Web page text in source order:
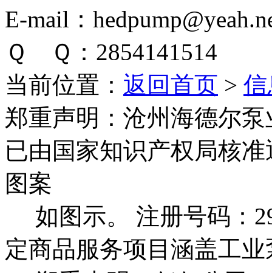
E-mail：
Ｑ Ｑ：2854141514
当前位置： 返回首页 >
郑重声明： 沧州海德尔
已由国家知识产权局核
图案
如图示。 注册号码：
定商品服务项目涵盖工